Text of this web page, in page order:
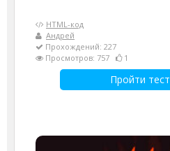
HTML-код
Андрей
Прохождений: 227
Просмотров: 757
1
Пройти тест